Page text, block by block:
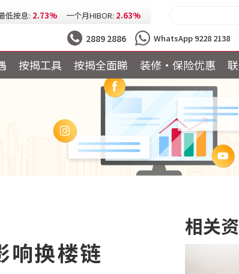
低按息: 2.73% 一个月HIBOR: 2.63%
今日最低H按: 3.25%
2889 2886 WhatsApp 9228 2138
按揭工具 按揭全面睇 装修·保险优惠
响换楼链
相关